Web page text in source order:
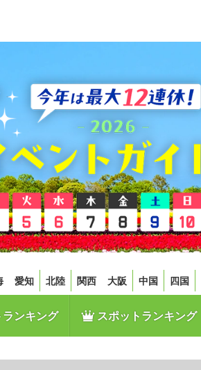
愛知 北陸 関西 大阪 中国 四国
ンキング スポットランキング